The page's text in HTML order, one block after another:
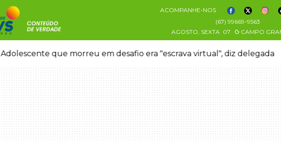
ACOMPANHE-NOS
(67) 99669-9563
AGOSTO, SEXTA 07 CAMPO
Adolescente que morreu em desafio era "escrava virtual", diz delegada